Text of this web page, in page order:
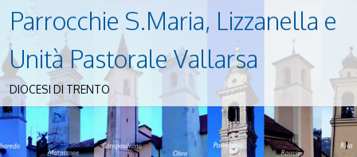
Parrocchie S.Maria, Lizzanella e
Unità Pastorale Vallarsa
DIOCESI DI TRENTO